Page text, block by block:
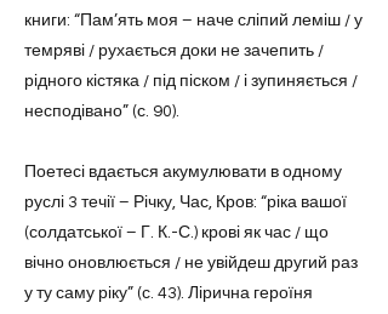
книги: “Пам’ять моя – наче сліпий леміш / у
темряві / рухається доки не зачепить /
рідного кістяка / під піском / і зупиняється /
несподівано” (с. 90).
Поетесі вдається акумулювати в одному
руслі 3 течії – Річку, Час, Кров: “ріка вашої
(солдатської – Г. К.-С.) крові як час / що
вічно оновлюється / не увійдеш другий раз
у ту саму ріку” (с. 43). Лірична героїня